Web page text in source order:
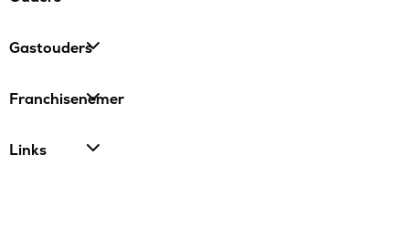
Gastouders
Franchisenemer
Links